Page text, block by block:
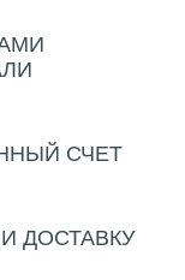
СЧЕТ
ДОСТАВКУ